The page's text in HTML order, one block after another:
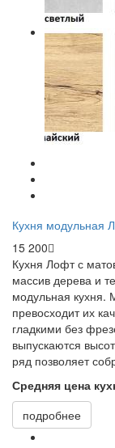
Кухня модульная
15 200
Кухня Лофт с
массив дерева и
модульная кухня.
превосходит их
гладкими без
выпускаются
ряд позволяет
Средняя цена
подробнее